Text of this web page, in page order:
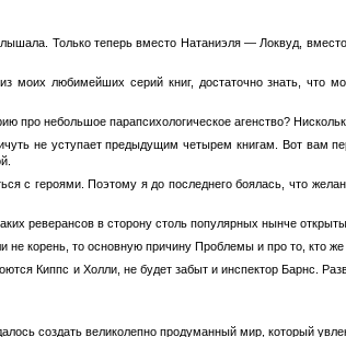
Только теперь вместо Натаниэля — Локвуд,
моих любимейших серий книг, достаточно знать, что
небольшое парапсихологическое агенство?
не уступает предыдущим четырем книгам. Вот вам
с героями. Поэтому я до последнего боялась, что
реверансов в сторону столь популярных нынче
корень, то основную причину Проблемы и про то, кто
Киппс и Холли, не будет забыт и инспектор Барнс.
создать великолепно продуманный мир, который